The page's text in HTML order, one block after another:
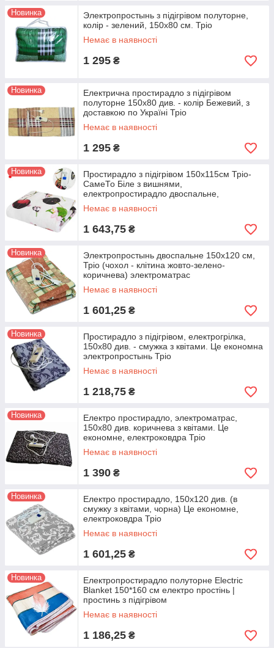
Новинка
Электропростынь з підігрівом полуторне,
колір - зелений, 150x80 см. Тріо
Немає в наявності
1 295 ₴
Новинка
Електрична простирадло з підігрівом
полуторне 150x80 див. - колір Бежевий, з
доставкою по Україні Тріо
Немає в наявності
1 295 ₴
Новинка
Простирадло з підігрівом 150х115см Тріо-
СамеТо Біле з вишнями,
електропростирадло двоспальне,
термопростирадло
Немає в наявності
1 643,75 ₴
Новинка
Электропростынь двоспальне 150х120 см,
Тріо (чохол - клітина жовто-зелено-
коричнева) электроматрас
Немає в наявності
1 601,25 ₴
Новинка
Простирадло з підігрівом, електрогрілка,
150x80 див. - смужка з квітами. Це економна
электропростынь Тріо
Немає в наявності
1 218,75 ₴
Новинка
Електро простирадло, электроматрас,
150x80 див. коричнева з квітами. Це
економне, електроковдра Тріо
Немає в наявності
1 390 ₴
Новинка
Електро простирадло, 150x120 див. (в
смужку з квітами, чорна) Це економне,
електроковдра Тріо
Немає в наявності
1 601,25 ₴
Новинка
Електропростирадло полуторне Electric
Blanket 150*160 см електро простінь |
простинь з підігрівом
Немає в наявності
1 186,25 ₴